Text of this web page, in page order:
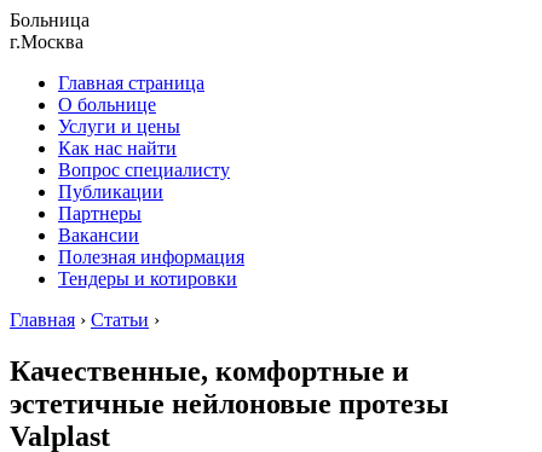
Больница
г.Москва
Главная страница
О больнице
Услуги и цены
Как нас найти
Вопрос специалисту
Публикации
Партнеры
Вакансии
Полезная информация
Тендеры и котировки
Главная › Статьи ›
Качественные, комфортные и
эстетичные нейлоновые протезы
Valplast